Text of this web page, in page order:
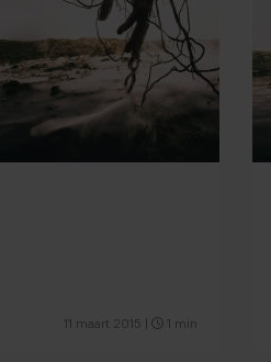
11 maart 2015 1 min